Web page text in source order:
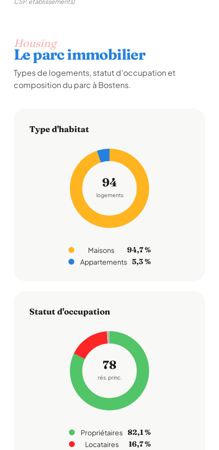
Housing
Le parc immobilier
Types de logements, statut d'occupation et
composition du parc à Bostens.
Type d'habitat
94
logements
Maisons 94,7 %
Appartements 5,3 %
Statut d'occupation
78
rés. princ.
Propriétaires 82,1 %
Locataires 16,7 %